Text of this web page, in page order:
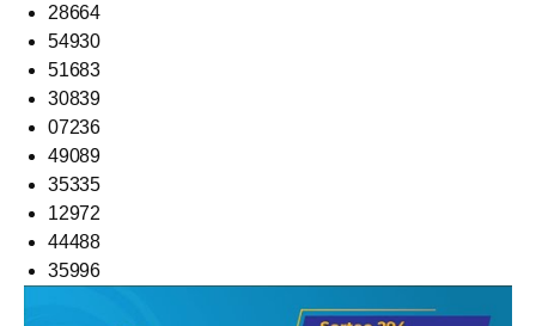
28664
54930
51683
30839
07236
49089
35335
12972
44488
35996